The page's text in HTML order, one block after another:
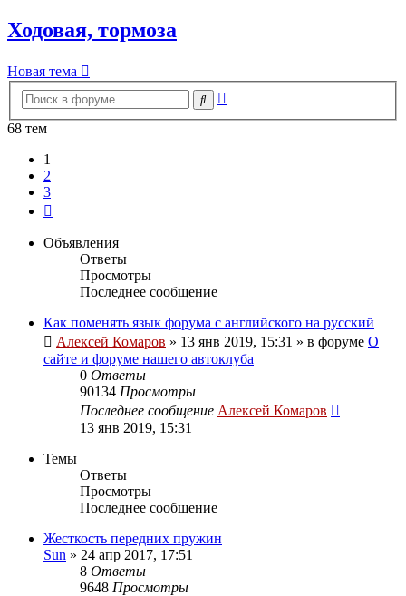
Ходовая, тормоза
Новая тема
Поиск
68 тем
1
2
3
Объявления
Ответы
Просмотры
Последнее сообщение
Как поменять язык форума с английского на русский
Алексей Комаров » 13 янв 2019, 15:31 » в форуме О
сайте и форуме нашего автоклуба
0 Ответы
90134 Просмотры
Последнее сообщение Алексей Комаров
13 янв 2019, 15:31
Темы
Ответы
Просмотры
Последнее сообщение
Жесткость передних пружин
Sun » 24 апр 2017, 17:51
8 Ответы
9648 Просмотры